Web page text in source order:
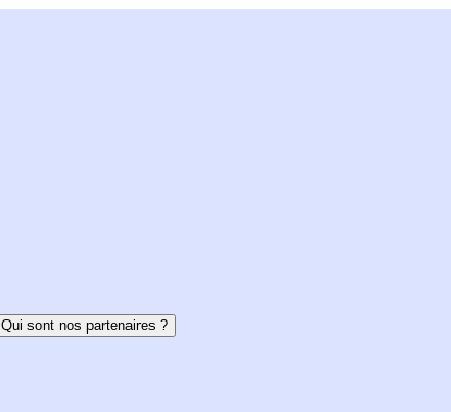
Qui sont nos partenaires ?